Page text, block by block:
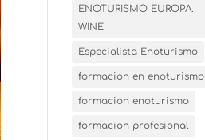
ENOTURISMO EUROPA.
WINE
Especialista Enoturismo
formacion en enoturismo
formacion enoturismo
formacion profesional